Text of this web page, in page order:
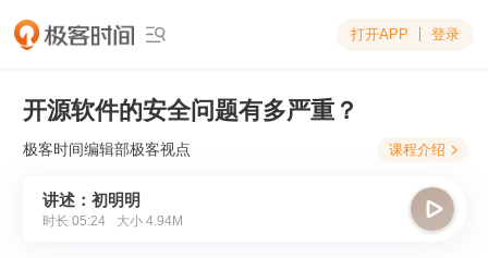
 打开APP 登录
开源软件的安全问题有多严重？
极客时间编辑部极客视点 课程介绍 
讲述：初明明
时长 05:24 大小 4.94M
